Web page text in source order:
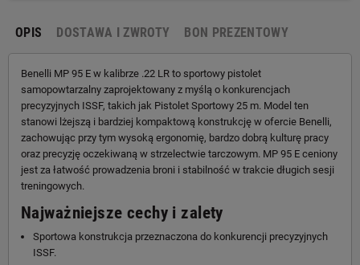
OPIS DOSTAWA I ZWROTY BON PREZENTOWY
Benelli MP 95 E w kalibrze .22 LR to sportowy pistolet
samopowtarzalny zaprojektowany z myślą o konkurencjach
precyzyjnych ISSF, takich jak Pistolet Sportowy 25 m. Model ten
stanowi lżejszą i bardziej kompaktową konstrukcję w ofercie Benelli,
zachowując przy tym wysoką ergonomię, bardzo dobrą kulturę pracy
oraz precyzję oczekiwaną w strzelectwie tarczowym. MP 95 E ceniony
jest za łatwość prowadzenia broni i stabilność w trakcie długich sesji
treningowych.
Najważniejsze cechy i zalety
Sportowa konstrukcja przeznaczona do konkurencji precyzyjnych
ISSF.